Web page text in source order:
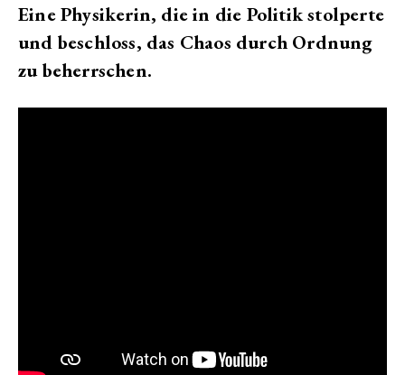
Eine Physikerin, die in die Politik stolperte
und beschloss, das Chaos durch Ordnung
zu beherrschen.